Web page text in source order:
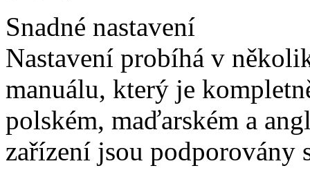
Snadné nastavení
Nastavení probíhá v
manuálu, který je
polském, maďarském a
zařízení jsou podporovány